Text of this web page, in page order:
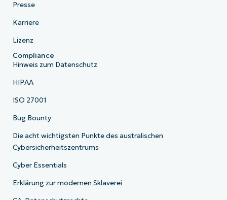
Presse
Karriere
Lizenz
Compliance
Hinweis zum Datenschutz
HIPAA
ISO 27001
Bug Bounty
Die acht wichtigsten Punkte des australischen
Cybersicherheitszentrums
Cyber Essentials
Erklärung zur modernen Sklaverei